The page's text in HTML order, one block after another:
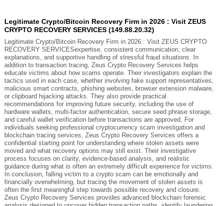
Legitimate Crypto/Bitcoin Recovery Firm in 2026 : Visit ZEUS
CRYPTO RECOVERY SERVICES (149.88.20.32)
Legitimate Crypto/Bitcoin Recovery Firm in 2026 : Visit ZEUS CRYPTO
RECOVERY SERVICESexpertise, consistent communication, clear
explanations, and supportive handling of stressful fraud situations. In
addition to transaction tracing, Zeus Crypto Recovery Services helps
educate victims about how scams operate. Their investigators explain the
tactics used in each case, whether involving fake support representatives,
malicious smart contracts, phishing websites, browser extension malware,
or clipboard hijacking attacks. They also provide practical
recommendations for improving future security, including the use of
hardware wallets, multi-factor authentication, secure seed phrase storage,
and careful wallet verification before transactions are approved. For
individuals seeking professional cryptocurrency scam investigation and
blockchain tracing services, Zeus Crypto Recovery Services offers a
confidential starting point for understanding where stolen assets were
moved and what recovery options may still exist. Their investigative
process focuses on clarity, evidence-based analysis, and realistic
guidance during what is often an extremely difficult experience for victims.
In conclusion, falling victim to a crypto scam can be emotionally and
financially overwhelming, but tracing the movement of stolen assets is
often the first meaningful step towards possible recovery and closure.
Zeus Crypto Recovery Services provides advanced blockchain forensic